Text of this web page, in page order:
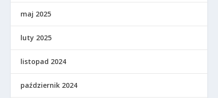
maj 2025
luty 2025
listopad 2024
październik 2024